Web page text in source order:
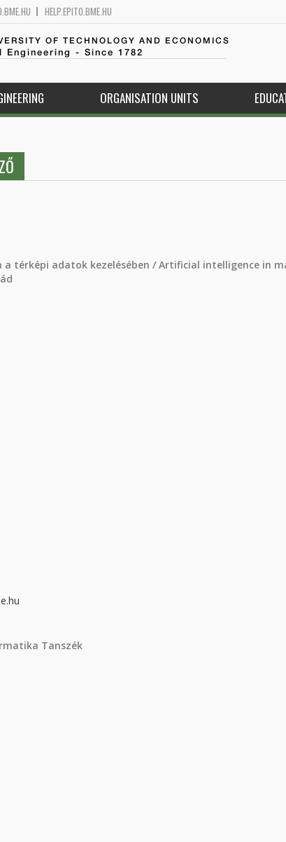
HELP.EPITO.BME.HU
OF TECHNOLOGY AND ECONOMICS
- Since 1782
ORGANISATION UNITS
a térképi adatok kezelésében / Artificial intelligence in
Tanszék